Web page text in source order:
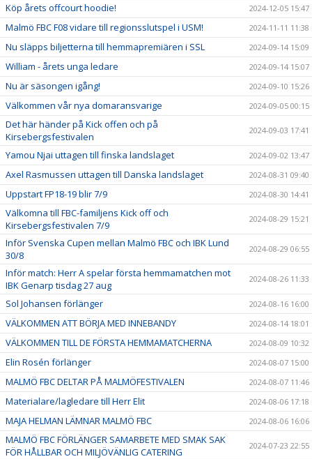
Köp årets offcourt hoodie! 2024-12-05 15:47
Malmö FBC F08 vidare till regionsslutspel i USM! 2024-11-11 11:38
Nu släpps biljetterna till hemmapremiären i SSL 2024-09-14 15:09
William - årets unga ledare 2024-09-14 15:07
Nu är säsongen igång! 2024-09-10 15:26
Välkommen vår nya domaransvarige 2024-09-05 00:15
Det här händer på Kick offen och på
Kirsebergsfestivalen
2024-09-03 17:41
Yamou Njai uttagen till finska landslaget 2024-09-02 13:47
Axel Rasmussen uttagen till Danska landslaget 2024-08-31 09:40
Uppstart FP18-19 blir 7/9 2024-08-30 14:41
Välkomna till FBC-familjens Kick off och
Kirsebergsfestivalen 7/9
2024-08-29 15:21
Inför Svenska Cupen mellan Malmö FBC och IBK Lund
30/8
2024-08-29 06:55
Inför match: Herr A spelar första hemmamatchen mot
IBK Genarp tisdag 27 aug
2024-08-26 11:33
Sol Johansen förlänger 2024-08-16 16:00
VÄLKOMMEN ATT BÖRJA MED INNEBANDY 2024-08-14 18:01
VÄLKOMMEN TILL DE FÖRSTA HEMMAMATCHERNA 2024-08-09 10:32
Elin Rosén förlänger 2024-08-07 15:00
MALMÖ FBC DELTAR PÅ MALMÖFESTIVALEN 2024-08-07 11:46
Materialare/lagledare till Herr Elit 2024-08-06 17:18
MAJA HELMAN LÄMNAR MALMÖ FBC 2024-08-06 16:06
MALMÖ FBC FÖRLÄNGER SAMARBETE MED SMAK SAK
FÖR HÅLLBAR OCH MILJÖVÄNLIG CATERING
2024-07-23 22:55